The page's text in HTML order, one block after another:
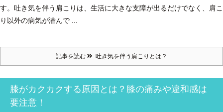
す。吐き気を伴う肩こりは、生活に大きな支障が出るだけでなく、肩こ
り以外の病気が潜んで ...
記事を読む 吐き気を伴う肩こりとは？
膝がカクカクする原因とは？膝の痛みや違和感は
要注意！